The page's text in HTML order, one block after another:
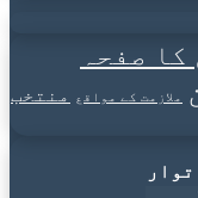
صفحہ
ملازمت کے مواقع
منتخب